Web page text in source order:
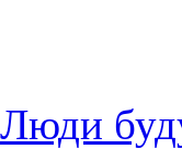
Люди